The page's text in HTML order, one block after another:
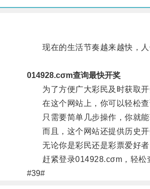
现在的生活节奏越来越快，人
014928.cσm查询最快开奖
为了方便广大彩民及时获取开
在这个网站上，你可以轻松查
只需要简单几步操作，你就能
而且，这个网站还提供历史开
无论你是彩民还是彩票爱好者
赶紧登录014928.cσm，轻松
#39#